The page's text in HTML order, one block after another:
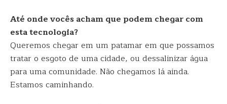
Até onde vocês acham que podem chegar com
esta tecnologia?
Queremos chegar em um patamar em que possamos
tratar o esgoto de uma cidade, ou dessalinizar água
para uma comunidade. Não chegamos lá ainda.
Estamos caminhando.